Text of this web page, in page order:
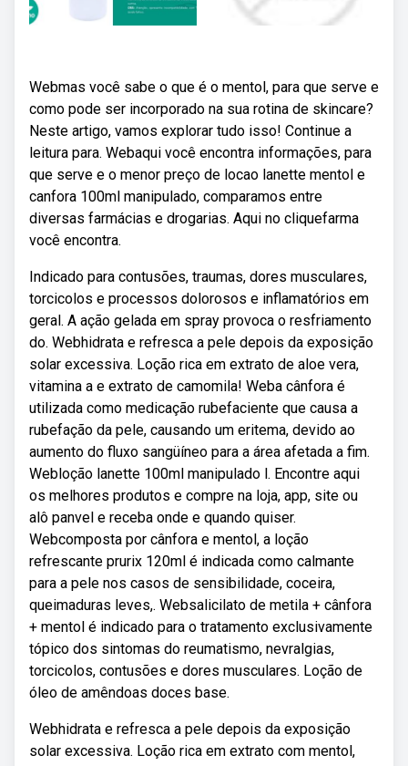
Webmas você sabe o que é o mentol, para que serve e
como pode ser incorporado na sua rotina de skincare?
Neste artigo, vamos explorar tudo isso! Continue a
leitura para. Webaqui você encontra informações, para
que serve e o menor preço de locao lanette mentol e
canfora 100ml manipulado, comparamos entre
diversas farmácias e drogarias. Aqui no cliquefarma
você encontra.
Indicado para contusões, traumas, dores musculares,
torcicolos e processos dolorosos e inflamatórios em
geral. A ação gelada em spray provoca o resfriamento
do. Webhidrata e refresca a pele depois da exposição
solar excessiva. Loção rica em extrato de aloe vera,
vitamina a e extrato de camomila! Weba cânfora é
utilizada como medicação rubefaciente que causa a
rubefação da pele, causando um eritema, devido ao
aumento do fluxo sangüíneo para a área afetada a fim.
Webloção lanette 100ml manipulado l. Encontre aqui
os melhores produtos e compre na loja, app, site ou
alô panvel e receba onde e quando quiser.
Webcomposta por cânfora e mentol, a loção
refrescante prurix 120ml é indicada como calmante
para a pele nos casos de sensibilidade, coceira,
queimaduras leves,. Websalicilato de metila + cânfora
+ mentol é indicado para o tratamento exclusivamente
tópico dos sintomas do reumatismo, nevralgias,
torcicolos, contusões e dores musculares. Loção de
óleo de amêndoas doces base.
Webhidrata e refresca a pele depois da exposição
solar excessiva. Loção rica em extrato com mentol,